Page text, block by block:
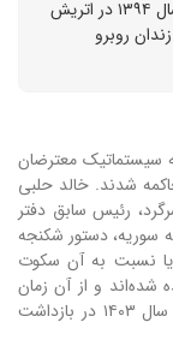
نسبت به آن سکوت کرده‌اند. این دو متهم که از سال ۱۳۹۴ در اتریش
یک با حداکثر مجازات ۱۰ سال زندان روبرو
سیستماتیک معترضان
اتریش محاکمه شدند. خالد حلبی
رئیس سابق دفتر
سوریه، دستور شکنجه
یا نسبت به آن سکوت
در اتریش پناهنده شده‌اند و از آن زمان
تاکنون در این کشور اقامت داشته‌اند. خالد حلبی از سال ۱۴۰۳ در بازداشت